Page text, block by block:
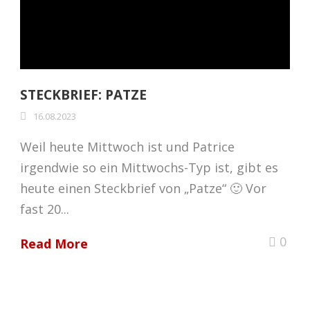
STECKBRIEF: PATZE
16.08.2023
Weil heute Mittwoch ist und Patrice
irgendwie so ein Mittwochs-Typ ist, gibt es
heute einen Steckbrief von „Patze“ 🙂 Vor
fast 20...
Read More 0